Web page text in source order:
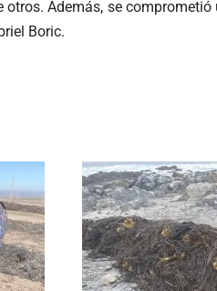
Además, se
Boric.